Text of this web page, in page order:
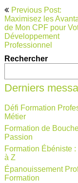
Navigation
de
l’article
Previous Post:
Maximisez les
de Mon CPF pour
Développement
Professionnel
Rechercher
Derniers
Défi Formation
Métier
Formation de
Passion
Formation Ébéniste
à Z
Épanouissement
Formation